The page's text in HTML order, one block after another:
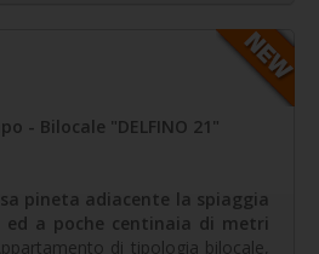
- Bilocale "DELFINO 21"
pineta adiacente la spiaggia
a poche centinaia di metri
di tipologia bilocale,